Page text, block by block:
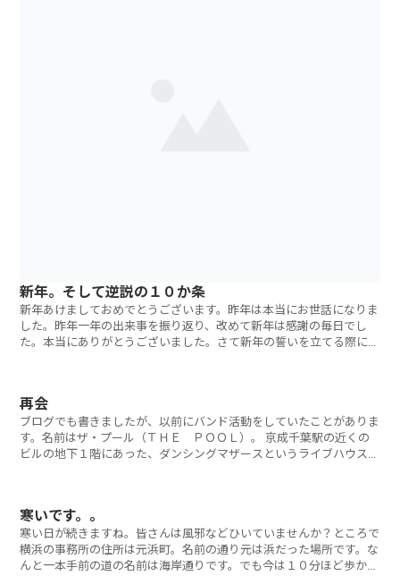
新年。そして逆説の１０か条
新年あけましておめでとうございます。昨年は本当にお世話になりま
した。昨年一年の出来事を振り返り、改めて新年は感謝の毎日でし
た。本当にありがとうございました。さて新年の誓いを立てる際に思
再会
ブログでも書きましたが、以前にバンド活動をしていたことがありま
す。名前はザ・プール（ＴＨＥ ＰＯＯＬ）。 京成千葉駅の近くの
ビルの地下１階にあった、ダンシングマザースというライブハウスを
寒いです。。
寒い日が続きますね。皆さんは風邪などひいていませんか？ところで
横浜の事務所の住所は元浜町。名前の通り元は浜だった場所です。な
んと一本手前の道の名前は海岸通りです。でも今は１０分ほど歩かな